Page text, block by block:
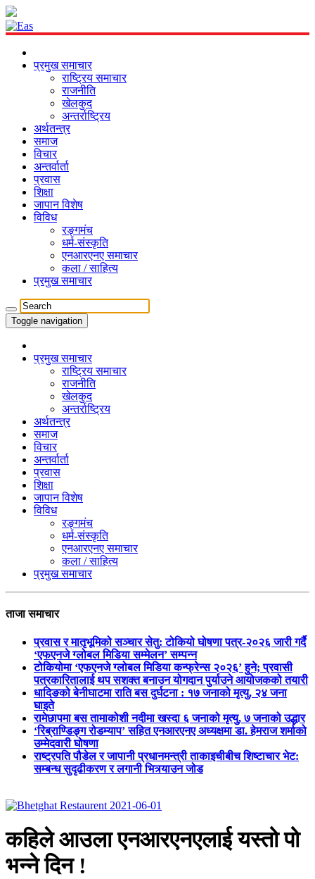
प्रमुख समाचार
राष्ट्रिय समाचार
राजनीति
खेलकुद
अन्तर्राष्ट्रिय
अर्थतन्त्र
समाज
विचार
अन्तर्वार्ता
प्रवास
शिक्षा
जापान विशेष
विविध
रङ्गमंच
धर्म-संस्कृति
एनआरएनए समाचार
कला / साहित्य
प्रमुख समाचार
Toggle navigation
प्रमुख समाचार
राष्ट्रिय समाचार
राजनीति
खेलकुद
अन्तर्राष्ट्रिय
अर्थतन्त्र
समाज
विचार
अन्तर्वार्ता
प्रवास
शिक्षा
जापान विशेष
विविध
रङ्गमंच
धर्म-संस्कृति
एनआरएनए समाचार
कला / साहित्य
प्रमुख समाचार
ताजा समाचार
प्रवास र मातृभूमिको सञ्चार सेतु: टोकियो घोषणा पत्र-२०२६ जारी गर्दै
‘एफएनजे ग्लोबल मिडिया सम्मेलन’ सम्पन्न
टोकियोमा ‘एफएनजे ग्लोबल मिडिया कन्फ्रेन्स २०२६’ हुने; प्रवासी
पत्रकारितालाई थप सशक्त बनाउन योगदान पुर्याउने आयोजकको तयारी
धादिङको बेनीघाटमा राति बस दुर्घटना : १७ जनाको मृत्यु, २४ जना
घाइते
रामेछापमा बस तामाकोशी नदीमा खस्दा ६ जनाको मृत्यु, ७ जनाको उद्धार
‘रिब्राण्डिङ्ग रोडम्याप’ सहित एनआरएनए अध्यक्षमा डा. हेमराज शर्माको
उम्मेदवारी घोषणा
राष्ट्रपति पौडेल र जापानी प्रधानमन्त्री ताकाइचीबीच शिष्टाचार भेट:
सम्बन्ध सुदृढीकरण र लगानी भित्र्याउन जोड
कहिले आउला एनआरएनएलाई यस्तो पो
भन्ने दिन !